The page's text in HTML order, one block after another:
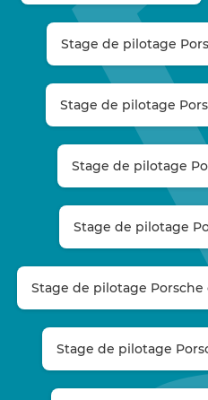
Stage de pilotage
Stage de pilotage
Stage de pilotage
Stage de pilotage
Stage de pilotage
Stage de pilotage